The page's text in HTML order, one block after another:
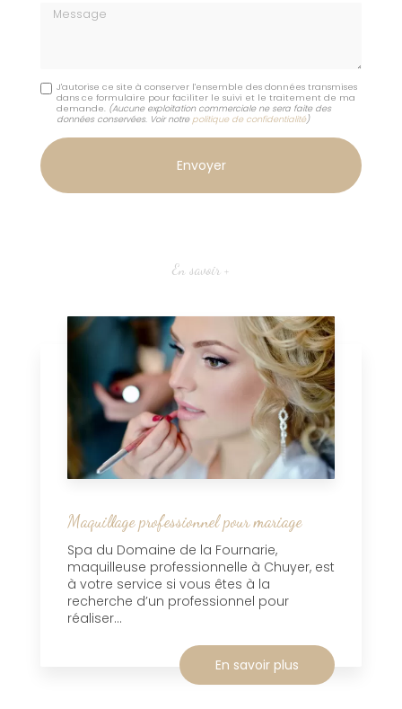
Message
J'autorise ce site à conserver l'ensemble des données transmises
dans ce formulaire pour faciliter le suivi et le traitement de ma
demande. (Aucune exploitation commerciale ne sera faite des
données conservées. Voir notre politique de confidentialité)
En savoir +
Maquillage professionnel pour mariage
Spa du Domaine de la Fournarie,
maquilleuse professionnelle à Chuyer, est
à votre service si vous êtes à la
recherche d’un professionnel pour
réaliser...
En savoir plus